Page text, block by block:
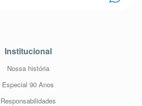
Institucional
Nossa história
Especial 90 Anos
Responsabilidades